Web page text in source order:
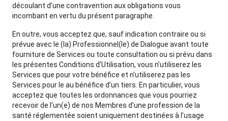
découlant d’une contravention aux obligations vous
incombant en vertu du présent paragraphe.
En outre, vous acceptez que, sauf indication contraire ou si
prévue avec le (la) Professionnel(le) de Dialogue avant toute
fourniture de Services ou toute consultation ou si prévu dans
les présentes Conditions d’Utilisation, vous n’utiliserez les
Services que pour votre bénéfice et n’utiliserez pas les
Services pour le au bénéfice d’un tiers. En particulier, vous
acceptez que toutes les ordonnances que vous pourriez
recevoir de l’un(e) de nos Membres d’une profession de la
santé réglementée soient uniquement destinées à l’usage